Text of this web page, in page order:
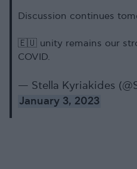
Discussion continues
🇪🇺 unity remains our
COVID.
— Stella Kyriakides
January 3, 2023